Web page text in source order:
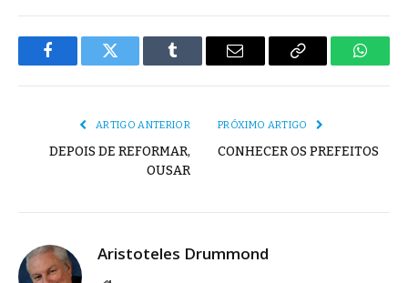
FacebookTwitter Tumblr
E-
Copiar
ARTIGO ANTERIOR
DEPOIS DE REFORMAR,
OUSAR
PRÓXIMO ARTIGO
CONHECER OS PREFEITOS
Aristoteles Drummond